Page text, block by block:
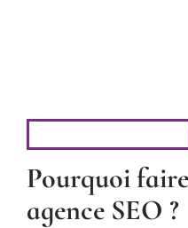
Pourquoi
agence SEO ?